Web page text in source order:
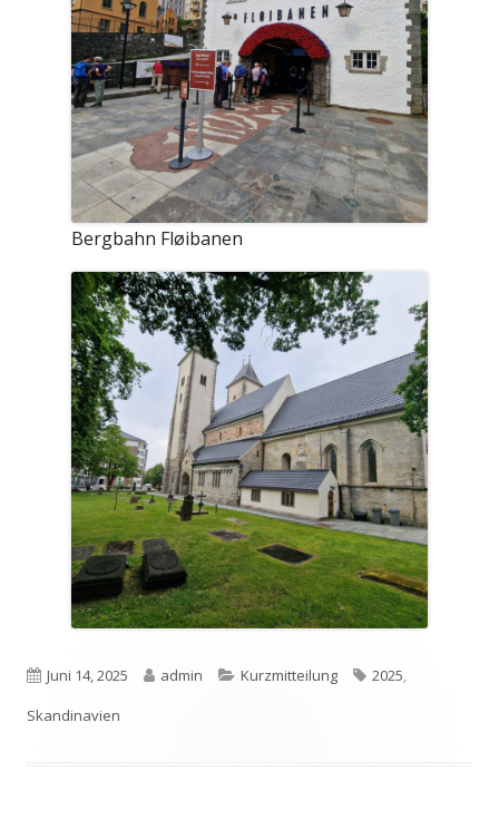
Bergbahn Fløibanen
Veröffentlicht
am
Juni 14, 2025 Autor
admin Kategorien
Kurzmitteilung Schlagwörter
2025,
Skandinavien